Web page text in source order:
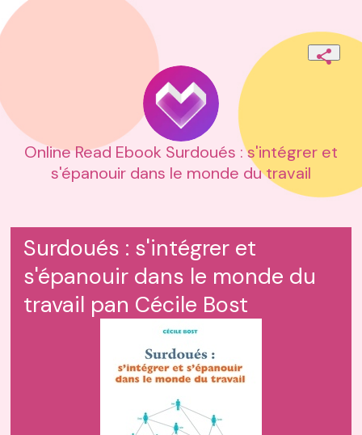
Online Read Ebook Surdoués : s'intégrer et
s'épanouir dans le monde du travail
Surdoués : s'intégrer et
s'épanouir dans le monde du
travail pan Cécile Bost